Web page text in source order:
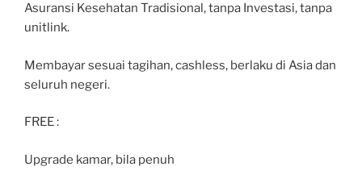
Asuransi Kesehatan Tradisional, tanpa Investasi, tanpa
unitlink.
Membayar sesuai tagihan, cashless, berlaku di Asia dan
seluruh negeri.
FREE :
Upgrade kamar, bila penuh